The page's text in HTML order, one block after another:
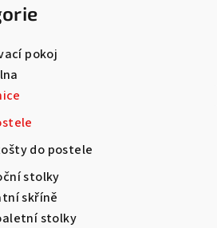
pokoj
do postele
stolky
skříně
stolky